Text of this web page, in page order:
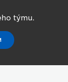
týmu.